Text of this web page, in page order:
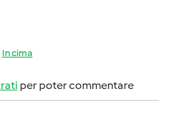
In cima
per poter commentare